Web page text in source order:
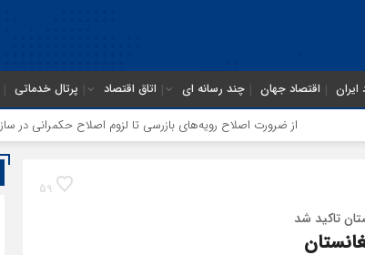
ایران اقتصاد جهان چند رسانه ای اتاق اقتصاد پرتال خدماتی
اصلاح رویه‌های بازرسی تا لزوم اصلاح حکمرانی در سازمان تأمین اجتماعی
59
تاکید شد